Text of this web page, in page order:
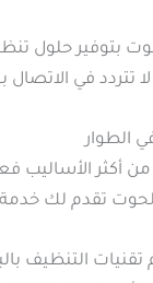
بتوفير حلول
لا تتردد في
الطوار
من أكثر الأساليب
تقدم لك خدمة
التنظيف